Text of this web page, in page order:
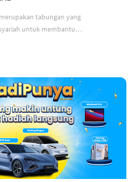
tabungan yang
untuk membantu